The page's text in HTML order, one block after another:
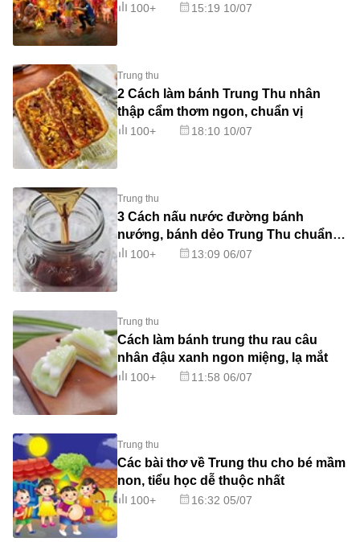
100+ 15:19 10/07
Trung thu
2 Cách làm bánh Trung Thu nhân
thập cẩm thơm ngon, chuẩn vị
100+ 18:10 10/07
Trung thu
3 Cách nấu nước đường bánh
nướng, bánh dẻo Trung Thu chuẩn
nhất100+ 13:09 06/07
Trung thu
Cách làm bánh trung thu rau câu
nhân đậu xanh ngon miệng, lạ mắt
100+ 11:58 06/07
Trung thu
Các bài thơ về Trung thu cho bé mầm
non, tiểu học dễ thuộc nhất
100+ 16:32 05/07